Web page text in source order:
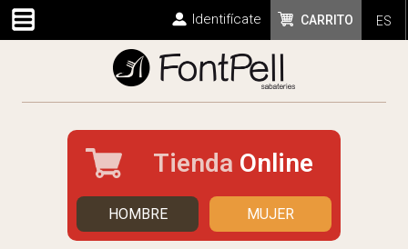
ES
CARRITO
Identifícate
Tienda Online
HOMBRE MUJER